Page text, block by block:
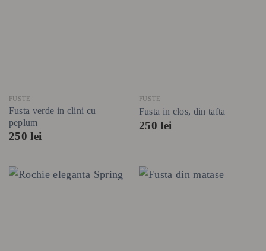
FUSTE
Fusta verde in clini cu
peplum
250lei
FUSTE
Fusta in clos, din tafta
250lei